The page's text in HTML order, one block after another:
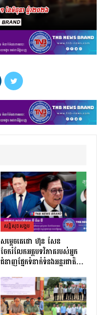
សន្តិសុខសង្គម
សម្តេចតេជោ ហ៊ុន សែន
ចែករំលែកអត្ថបទវិភាគរបស់អ្នក
ជំនាញផ្នែកទំនាក់ទំនងអន្តរជាតិ…